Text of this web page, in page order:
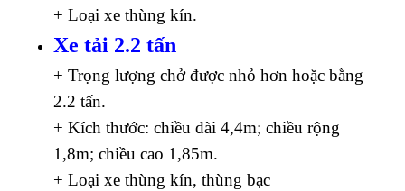
+ Loại xe thùng kín.
Xe tải 2.2 tấn
+ Trọng lượng chở được nhỏ hơn hoặc bằng
2.2 tấn.
+ Kích thước: chiều dài 4,4m; chiều rộng
1,8m; chiều cao 1,85m.
+ Loại xe thùng kín, thùng bạc